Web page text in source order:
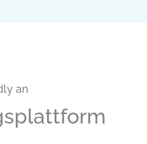
an